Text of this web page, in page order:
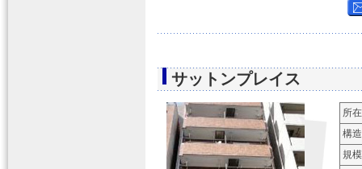
サットンプレイス
所
構造
規模